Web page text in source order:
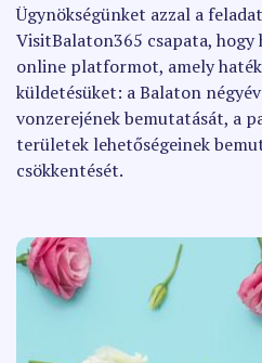
Ügynökségünket azzal a
VisitBalaton365 csapata,
online platformot, amely
küldetésüket: a Balaton
vonzerejének bemutatását, a
területek lehetőségeinek
csökkentését.